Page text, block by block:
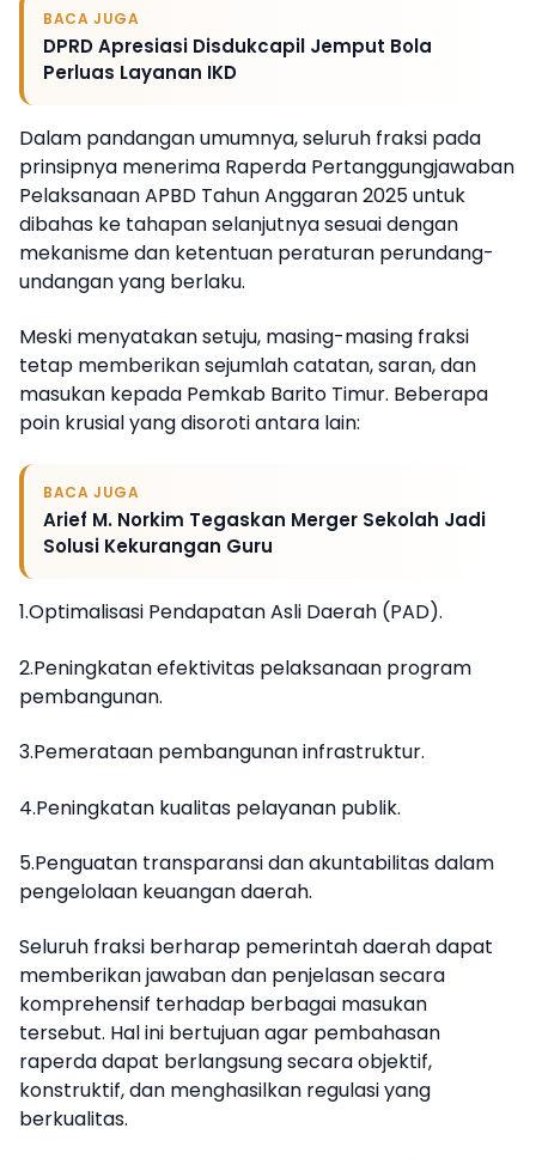
BACA JUGA
DPRD Apresiasi Disdukcapil Jemput Bola
Perluas Layanan IKD
Dalam pandangan umumnya, seluruh fraksi pada
prinsipnya menerima Raperda Pertanggungjawaban
Pelaksanaan APBD Tahun Anggaran 2025 untuk
dibahas ke tahapan selanjutnya sesuai dengan
mekanisme dan ketentuan peraturan perundang-
undangan yang berlaku.
Meski menyatakan setuju, masing-masing fraksi
tetap memberikan sejumlah catatan, saran, dan
masukan kepada Pemkab Barito Timur. Beberapa
poin krusial yang disoroti antara lain:
BACA JUGA
Arief M. Norkim Tegaskan Merger Sekolah Jadi
Solusi Kekurangan Guru
1.Optimalisasi Pendapatan Asli Daerah (PAD).
2.Peningkatan efektivitas pelaksanaan program
pembangunan.
3.Pemerataan pembangunan infrastruktur.
4.Peningkatan kualitas pelayanan publik.
5.Penguatan transparansi dan akuntabilitas dalam
pengelolaan keuangan daerah.
Seluruh fraksi berharap pemerintah daerah dapat
memberikan jawaban dan penjelasan secara
komprehensif terhadap berbagai masukan
tersebut. Hal ini bertujuan agar pembahasan
raperda dapat berlangsung secara objektif,
konstruktif, dan menghasilkan regulasi yang
berkualitas.